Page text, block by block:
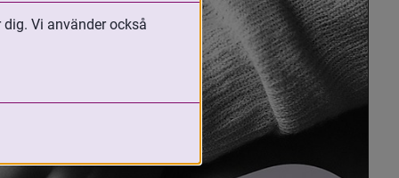
Vi använder också